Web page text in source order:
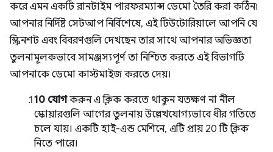
করে এমন একটি রানটাইম পারফরম্যান্স ডেমো তৈরি করা কঠিন৷
আপনার নির্দিষ্ট সেটআপ নির্বিশেষে, এই টিউটোরিয়ালে আপনি যে
স্ক্রিনশট এবং বিবরণগুলি দেখছেন তার সাথে আপনার অভিজ্ঞতা
তুলনামূলকভাবে সামঞ্জস্যপূর্ণ তা নিশ্চিত করতে এই বিভাগটি
আপনাকে ডেমো কাস্টমাইজ করতে দেয়।
10 যোগকরুন এ ক্লিক করতে থাকুন যতক্ষণ না নীল
স্কোয়ারগুলি আগের তুলনায় উল্লেখযোগ্যভাবে ধীর গতিতে
চলে যায়। একটি হাই-এন্ড মেশিনে, এটি প্রায় 20 টি ক্লিক
নিতে পারে।